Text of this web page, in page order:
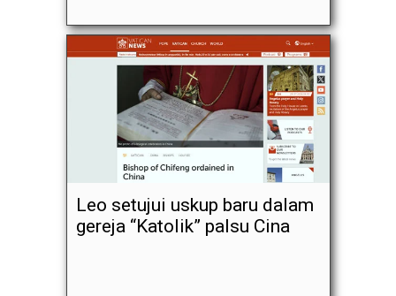
Leo setujui uskup baru dalam
gereja “Katolik” palsu Cina